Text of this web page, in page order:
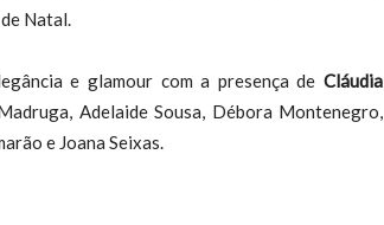
Natal.
e glamour com a presença de Cláudia
Adelaide Sousa, Débora Montenegro,
e Joana Seixas.